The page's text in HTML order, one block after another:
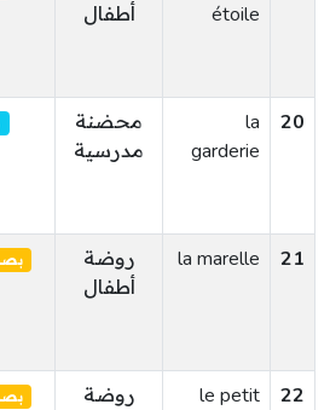
étoile
أطفال
20
la
garderie
محضنة
مدرسية
21
la marelle
روضة
أطفال
22
le petit
روضة